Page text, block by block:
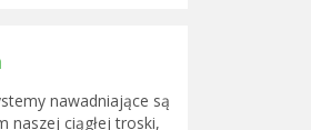
nawadniające są
naszej ciągłej troski,